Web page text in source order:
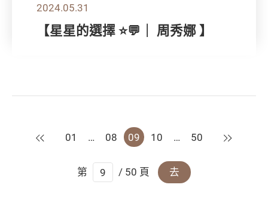
2024.05.31
【星星的選擇 ⭐💬｜ 周秀娜 】
上一頁
01 … 08 09 10 … 50 下一頁
第 / 50 頁 去